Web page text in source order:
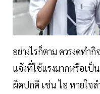
อย่างไรก็ตาม ควรงดทำ
แจ้งที่ใช้แรงมากหรือเป็
ผิดปกติ เช่น ไอ หายใจล